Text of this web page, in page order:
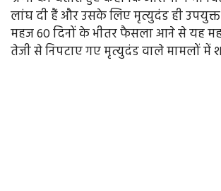
लांघ दी हैं और उसके लिए मृत्युदंड ही
महज 60 दिनों के भीतर फैसला आने से यह
तेजी से निपटाए गए मृत्युदंड वाले मामलों में